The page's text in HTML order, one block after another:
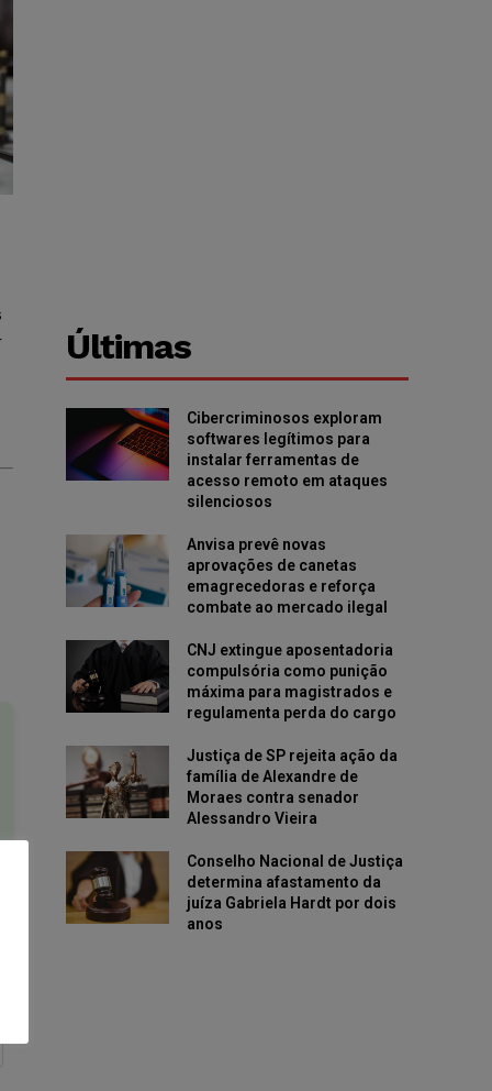
Últimas
Cibercriminosos exploram
softwares legítimos para
instalar ferramentas de
acesso remoto em ataques
silenciosos
Anvisa prevê novas
aprovações de canetas
emagrecedoras e reforça
combate ao mercado ilegal
CNJ extingue aposentadoria
compulsória como punição
máxima para magistrados e
regulamenta perda do cargo
Justiça de SP rejeita ação da
família de Alexandre de
Moraes contra senador
Alessandro Vieira
Conselho Nacional de Justiça
determina afastamento da
juíza Gabriela Hardt por dois
anos